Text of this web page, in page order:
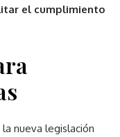
el cumplimiento
nueva legislación